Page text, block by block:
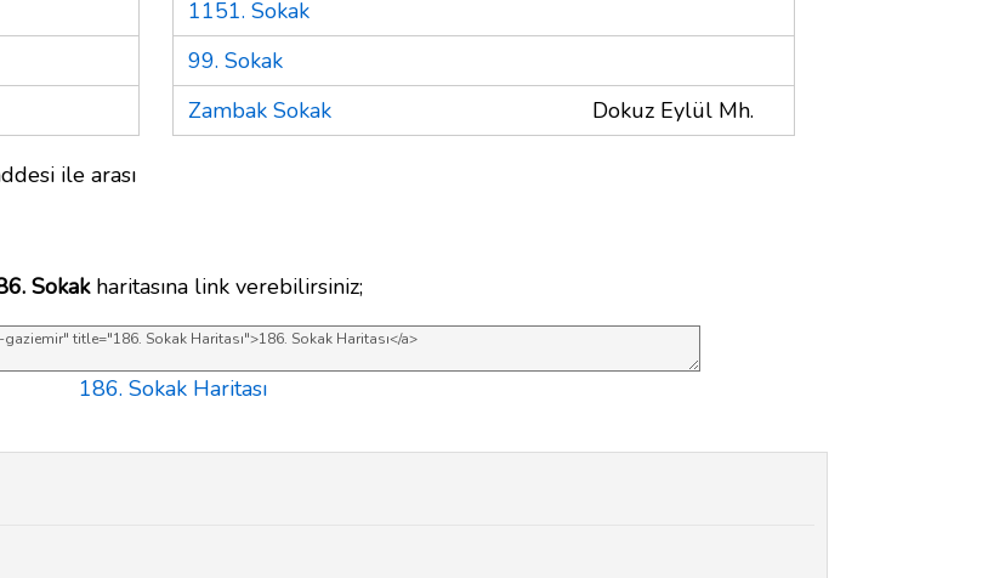
ile arası
1151. Sokak
99. Sokak
Zambak Sokak
Dokuz Eylül Mh.
Sokakharitasına link verebilirsiniz;
186. Sokak Haritası